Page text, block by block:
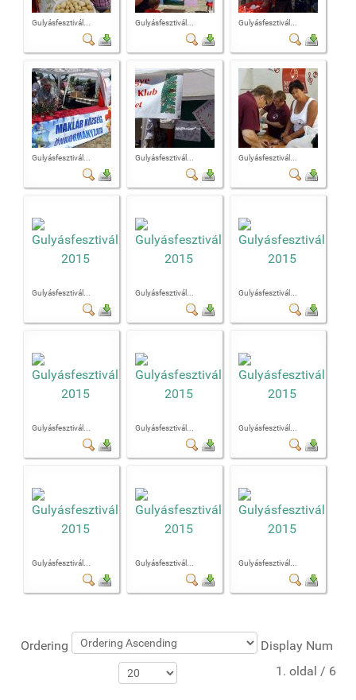
Gulyásfesztivál... Gulyásfesztivál... Gulyásfesztivál...
Gulyásfesztivál... Gulyásfesztivál... Gulyásfesztivál...
Gulyásfesztivál... Gulyásfesztivál... Gulyásfesztivál...
Gulyásfesztivál... Gulyásfesztivál... Gulyásfesztivál...
Gulyásfesztivál... Gulyásfesztivál... Gulyásfesztivál...
Ordering
Display Num
1. oldal / 6